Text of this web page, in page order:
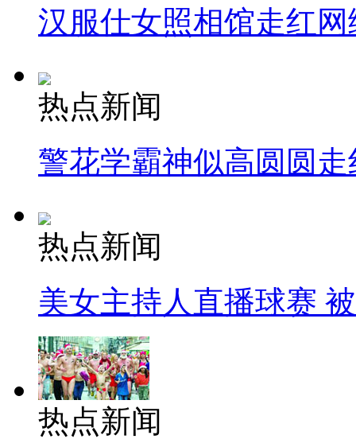
汉服仕女照相馆走红网
热点新闻
警花学霸神似高圆圆走
热点新闻
美女主持人直播球赛
热点新闻